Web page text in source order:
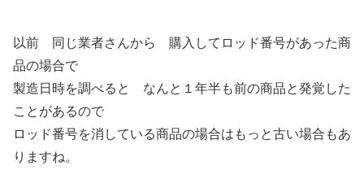
以前 同じ業者さんから 購入してロッド番号があった商
品の場合で
製造日時を調べると なんと１年半も前の商品と発覚した
ことがあるので
ロッド番号を消している商品の場合はもっと古い場合もあ
りますね。